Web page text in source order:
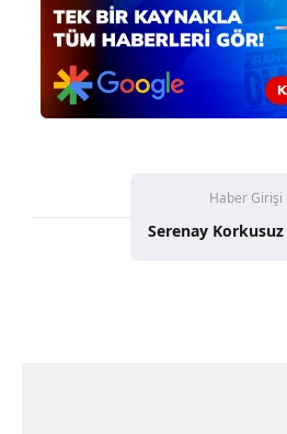
Çerezlere ilişkin tercihlerinizi
vasıtasıyla belirleyebilirsiniz.
için Ayarlar butonuna tıklayabilir,
Metnimiziziyaret edebilirsiniz.
hazırlanmış Aydınlatma
ilgili mevzuata uygun olarak
tıklayınız
Haber Girişi
Serenay